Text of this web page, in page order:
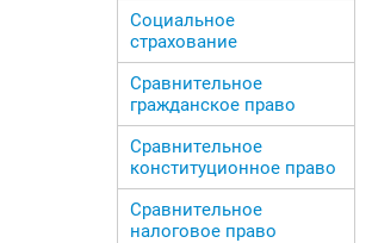
Социальное
страхование
Сравнительное
гражданское право
Сравнительное
конституционное право
Сравнительное
налоговое право